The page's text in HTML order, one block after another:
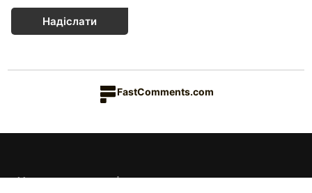
Надіслати
FastComments.com
Каталог товарів